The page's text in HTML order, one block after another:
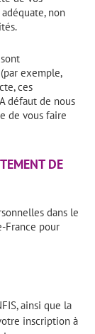
non
exemple,
ces
défaut de nous
de vous faire
DE
dans le
France pour
ainsi que la
inscription à